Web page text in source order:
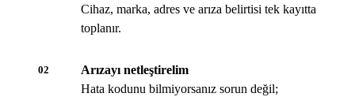
Cihaz, marka, adres ve arıza belirtisi tek kayıtta
toplanır.
02
Arızayı netleştirelim
Hata kodunu bilmiyorsanız sorun değil;